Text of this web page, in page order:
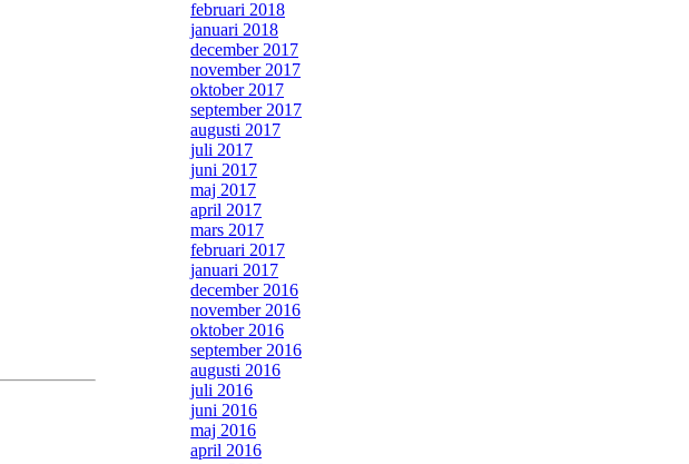
februari 2018
januari 2018
december 2017
november 2017
oktober 2017
september 2017
augusti 2017
juli 2017
juni 2017
maj 2017
april 2017
mars 2017
februari 2017
januari 2017
december 2016
november 2016
oktober 2016
september 2016
augusti 2016
juli 2016
juni 2016
maj 2016
april 2016